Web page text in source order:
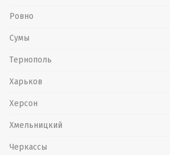
Ровно
Сумы
Тернополь
Харьков
Херсон
Хмельницкий
Черкассы